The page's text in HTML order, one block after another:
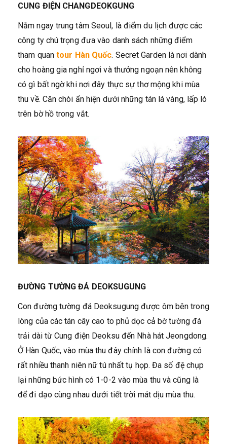
CUNG ĐIỆN CHANGDEOKGUNG
Nằm ngay trung tâm Seoul, là điểm du lịch được các
công ty chú trọng đưa vào danh sách những điểm
tham quan tour Hàn Quốc. Secret Garden là nơi dành
cho hoàng gia nghỉ ngơi và thưởng ngoạn nên không
có gì bất ngờ khi nơi đây thực sự thơ mộng khi mùa
thu về. Căn chòi ẩn hiện dưới những tán lá vàng, lấp ló
trên bờ hồ trong vắt.
ĐƯỜNG TƯỜNG ĐÁ DEOKSUGUNG
Con đường tường đá Deoksugung được ôm bên trong
lòng của các tán cây cao to phủ dọc cả bờ tường đá
trải dài từ Cung điện Deoksu đến Nhà hát Jeongdong.
Ở Hàn Quốc, vào mùa thu đây chính là con đường có
rất nhiều thanh niên nữ tú nhất tụ họp. Đa số đệ chụp
lại những bức hình có 1-0-2 vào mùa thu và cũng là
để đi dạo cùng nhau dưới tiết trời mát dịu mùa thu.